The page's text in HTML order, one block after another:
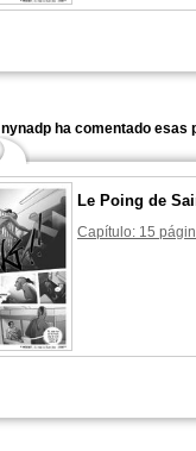
nynadp ha comentado esas
Le Poing de
Capítulo: 15